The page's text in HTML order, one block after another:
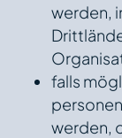
werden,
falls
werden,